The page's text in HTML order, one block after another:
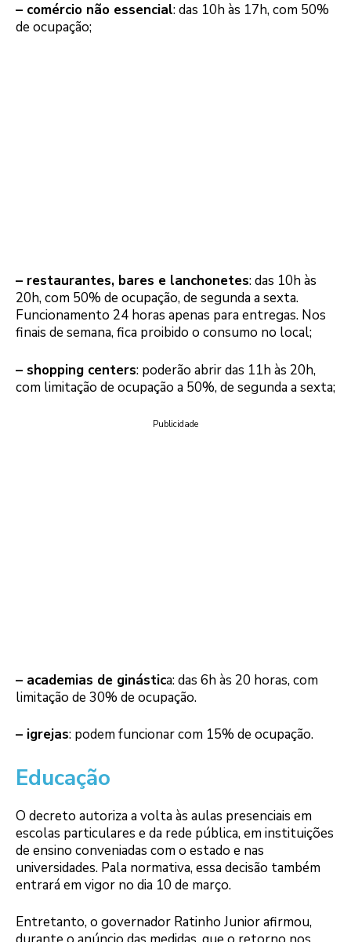
– comércio não essencial: das 10h às 17h, com 50%
de ocupação;
– restaurantes, bares e lanchonetes: das 10h às
20h, com 50% de ocupação, de segunda a sexta.
Funcionamento 24 horas apenas para entregas. Nos
finais de semana, fica proibido o consumo no local;
– shopping centers: poderão abrir das 11h às 20h,
com limitação de ocupação a 50%, de segunda a sexta;
Publicidade
– academias de ginástica: das 6h às 20 horas, com
limitação de 30% de ocupação.
– igrejas: podem funcionar com 15% de ocupação.
Educação
O decreto autoriza a volta às aulas presenciais em
escolas particulares e da rede pública, em instituições
de ensino conveniadas com o estado e nas
universidades. Pala normativa, essa decisão também
entrará em vigor no dia 10 de março.
Entretanto, o governador Ratinho Junior afirmou,